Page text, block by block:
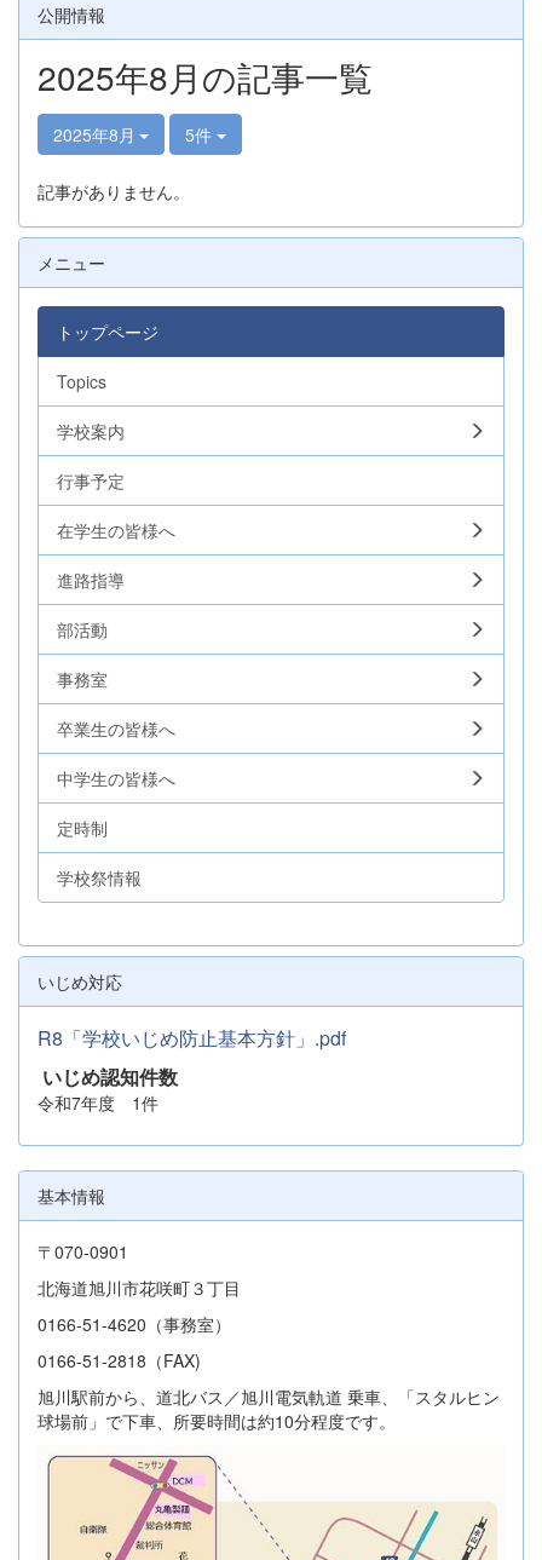
公開情報
2025年8月の記事一覧
2025年8月 5件
記事がありません。
メニュー
トップページ
Topics
学校案内
行事予定
在学生の皆様へ
進路指導
部活動
事務室
卒業生の皆様へ
中学生の皆様へ
定時制
学校祭情報
いじめ対応
R8「学校いじめ防止基本方針」.pdf
いじめ認知件数
令和7年度 1件
基本情報
〒070-0901
北海道旭川市花咲町３丁目
0166-51-4620（事務室）
0166-51-2818（FAX)
旭川駅前から、道北バス／旭川電気軌道 乗車、「スタルヒン
球場前」で下車、所要時間は約10分程度です。